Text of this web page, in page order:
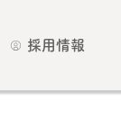
採用情報